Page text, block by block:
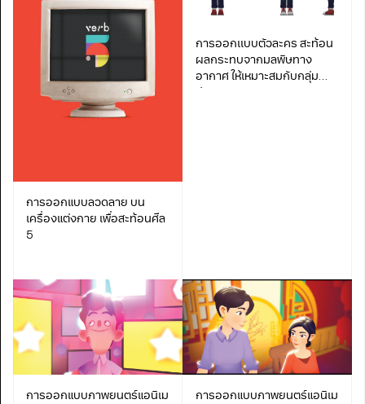
การออกแบบลวดลาย บน
เครื่องแต่งกาย เพื่อสะท้อนศีล
5
การออกเเบบตัวละคร สะท้อน
ผลกระทบจากมลพิษทาง
อากาศ ให้เหมาะสมกับกลุ่ม
การออกแบบภาพยนตร์แอนิเม
การออกแบบภาพยนตร์แอนิเม